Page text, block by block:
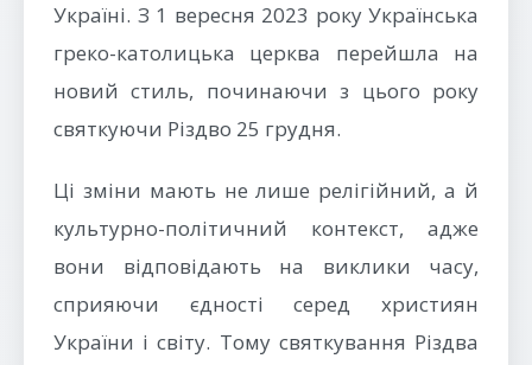
Україні. З 1 вересня 2023 року Українська
греко-католицька церква перейшла на
новий стиль, починаючи з цього року
святкуючи Різдво 25 грудня.
Ці зміни мають не лише релігійний, а й
культурно-політичний контекст, адже
вони відповідають на виклики часу,
сприяючи єдності серед християн
України і світу. Тому святкування Різдва